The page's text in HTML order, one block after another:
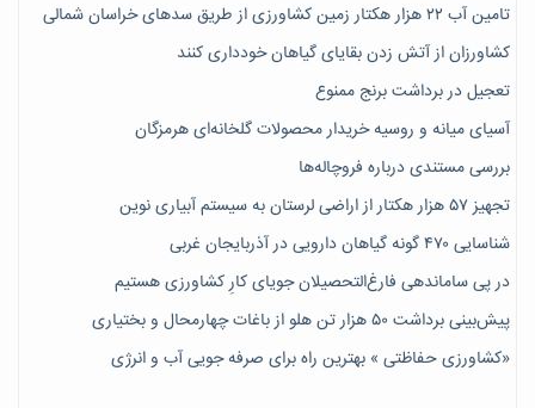
تامین آب ۲۲ هزار هکتار زمین کشاورزی از طریق سدهای خراسان شمالی
کشاورزان از آتش زدن بقایای گیاهان خودداری کنند
تعجیل در برداشت برنج ممنوع
آسیای میانه و روسیه خریدار محصولات گلخانه‌ای هرمزگان
بررسی مستندی درباره فروچاله‌ها
تجهیز ۵۷ هزار هکتار از اراضی لرستان به سیستم آبیاری نوین
شناسایی ۴۷٠ گونه گیاهان دارویی در آذربایجان غربی
در پی ساماندهی فارغ‌التحصیلان جویای کارِ کشاورزی هستیم
پیش‎‌بینی برداشت ۵۰ هزار تن هلو از باغات چهارمحال و بختیاری
«کشاورزی حفاظتی » بهترین راه برای صرفه جویی آب و انرژی